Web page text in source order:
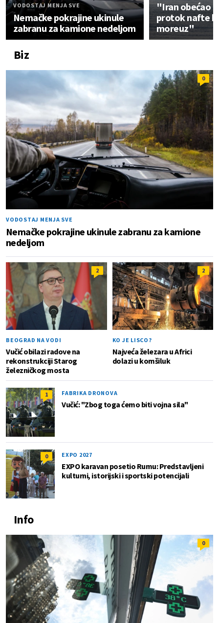
VODOSTAJ MENJA SVE
Nemačke pokrajine ukinule
zabranu za kamione nedeljom
"Iran obećao
protok nafte
moreuz"
Biz
0
VODOSTAJ MENJA SVE
Nemačke pokrajine ukinule zabranu za kamione
nedeljom
2
BEOGRAD NA VODI
Vučić obilazi radove na
rekonstrukciji Starog
železničkog mosta
2
KO JE LISCO?
Najveća železara u Africi
dolazi u komšiluk
1 FABRIKA DRONOVA
Vučić: "Zbog toga ćemo biti vojna sila"
0 EXPO 2027
EXPO karavan posetio Rumu: Predstavljeni
kulturni, istorijski i sportski potencijali
Info
0